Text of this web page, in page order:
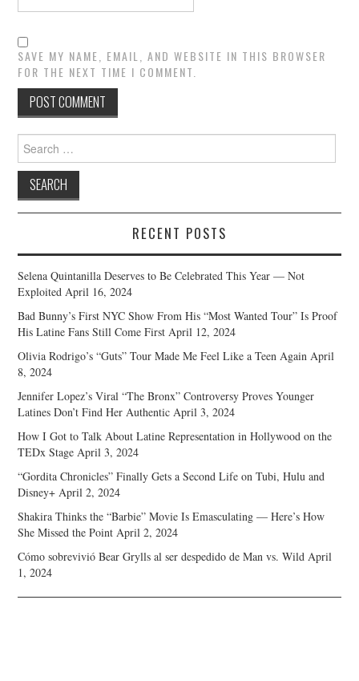
SAVE MY NAME, EMAIL, AND WEBSITE IN THIS BROWSER
FOR THE NEXT TIME I COMMENT.
Search
for:
RECENT POSTS
Selena Quintanilla Deserves to Be Celebrated This Year — Not
Exploited April 16, 2024
Bad Bunny’s First NYC Show From His “Most Wanted Tour” Is Proof
His Latine Fans Still Come First April 12, 2024
Olivia Rodrigo’s “Guts” Tour Made Me Feel Like a Teen Again April
8, 2024
Jennifer Lopez’s Viral “The Bronx” Controversy Proves Younger
Latines Don’t Find Her Authentic April 3, 2024
How I Got to Talk About Latine Representation in Hollywood on the
TEDx Stage April 3, 2024
“Gordita Chronicles” Finally Gets a Second Life on Tubi, Hulu and
Disney+ April 2, 2024
Shakira Thinks the “Barbie” Movie Is Emasculating — Here’s How
She Missed the Point April 2, 2024
Cómo sobrevivió Bear Grylls al ser despedido de Man vs. Wild April
1, 2024